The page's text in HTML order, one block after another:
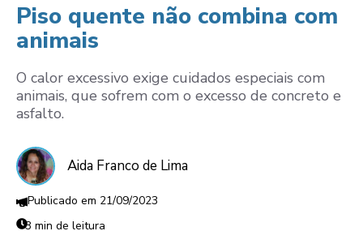
Piso quente não combina com
animais
O calor excessivo exige cuidados especiais com
animais, que sofrem com o excesso de concreto e
asfalto.
Aida Franco de Lima
21/09/2023
3 min de leitura